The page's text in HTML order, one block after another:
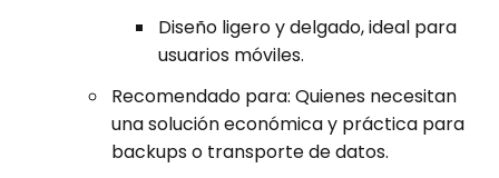
Diseño ligero y delgado, ideal para
usuarios móviles.
Recomendado para: Quienes necesitan
una solución económica y práctica para
backups o transporte de datos.